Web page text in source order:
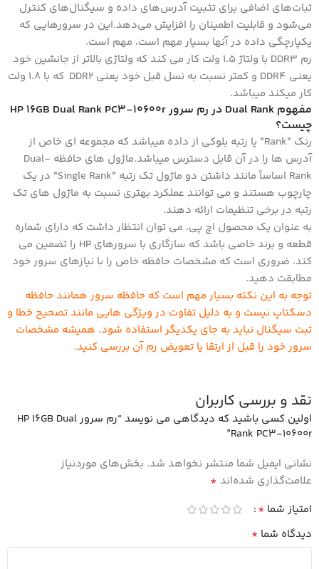
ثبات‌های اضافی برای تثبیت آدرس‌های داده و سیگنال‌های کنترل
می‌شود و قابلیت اطمینان را افزایش می‌دهد.این در سرورهایی که
یکپارچگی داده در آنها بسیار مهم است، مهم است.
رم DDR3 با ولتاژ 1.5 ولت کار می کند که ولتاژی بالاتر از جانشین خود
یعنی DDR4 و کمتر نسبت به نسل قبل خود یعنی DDR2 که با ۱.۸ ولت
کار میکند میباشد.
مفهوم Dual Rank در رم سرور HP 16GB Dual Rank PC3-10600r
چیست؟
رنک "Rank" یا رتبه بلوکی از داده میباشد که مجموعه ای خاص از
آدرس ها را در آن قابل دسترس میباشد.ماژول های حافظه Dual-
Rank اساساً مانند داشتن دو ماژول تک رتبه "Single Rank" در یک
چارچوب هستند و می توانند عملکرد بهتری نسبت به ماژول های تک
رتبه در برخی تنظیمات ارائه دهند.
به عنوان یک محصول اچ پی، می توان انتظار داشت که دارای شماره
قطعه و برند خاصی باشد که سازگاری با سرورهای HP را تضمین می
کند. ضروری است که مشخصات حافظه خاص را با نیازهای سرور خود
مطابقت دهید.
توجه به این نکته بسیار مهم است که حافظه سرور همانند حافظه
دسکتاپ نیست و به دلیل تفاوت در ویژگی هایی مانند تصحیح خطا و
ثبت سیگنال نباید به جای یکدیگر استفاده شود. همیشه مشخصات
سرور خود را قبل از ارتقا یا تعویض رم آن بررسی کنید.
نقد و بررسی کاربران
اولین کسی باشید که دیدگاهی می نویسد “رم سرور HP 16GB Dual
Rank PC3-10600r”
نشانی ایمیل شما منتشر نخواهد شد. بخش‌های موردنیاز
علامت‌گذاری شده‌اند *
امتیاز شما *
دیدگاه شما *